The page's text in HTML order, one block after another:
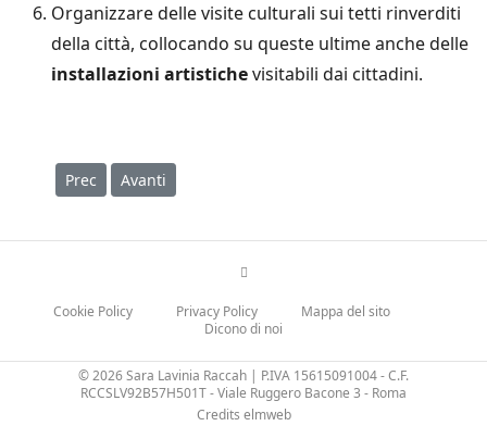
Organizzare delle visite culturali sui tetti rinverditi
della città, collocando su queste ultime anche delle
installazioni artistichevisitabili dai cittadini.
Articolo precedente: Alveari, condivisioni e benessere
Prec Articolo successivo: B come Biolago, cos'è, come
Avanti
Cookie Policy Privacy Policy
Mappa del sito
Dicono di noi
© 2026 Sara Lavinia Raccah | P.IVA 15615091004 - C.F.
RCCSLV92B57H501T - Viale Ruggero Bacone 3 - Roma
Credits elmweb